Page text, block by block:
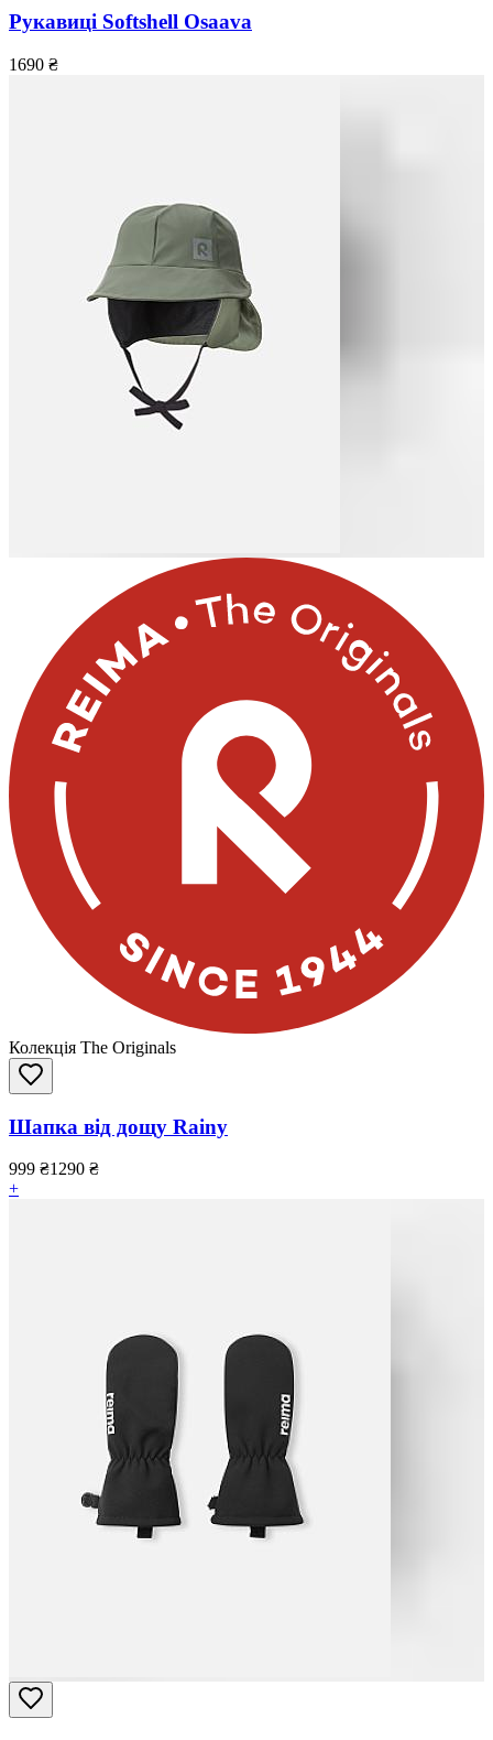
Рукавиці Softshell Osaava
1690 ₴
Колекція The Originals
Шапка від дощу Rainy
999 ₴1290 ₴
+